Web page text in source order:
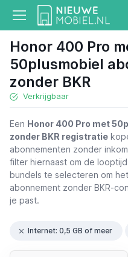
Honor 400 Pro
50plusmobiel
zonder BKR
Verkrijgbaar
Een Honor 400 Pro met
zonder BKR registratie
abonnementen zonder
filter hiernaast om de
bundels te selecteren om
abonnement zonder BKR-
je past.
Internet: 0,5 GB of meer